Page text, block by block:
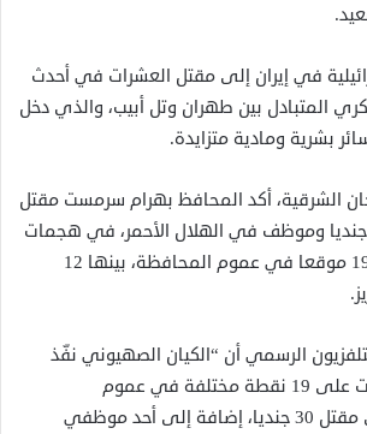
في إيران إلى مقتل العشرات في أحدث
المتبادل بين طهران وتل أبيب، والذي دخل
بشرية ومادية متزايدة.
الشرقية، أكد المحافظ بهرام سرمست مقتل
31 شخصا، بينهم 30 جنديا وموظف في الهلال الأحمر، في هجمات
إسرائيلية استهدفت 19 موقعا في عموم المحافظة، بينها 12
الرسمي أن “الكيان الصهيوني نفّذ
اليوم (السبت) هجمات على 19 نقطة مختلفة في عموم
المحافظة”، أدت إلى مقتل 30 جنديا، إضافة إلى أحد موظفي